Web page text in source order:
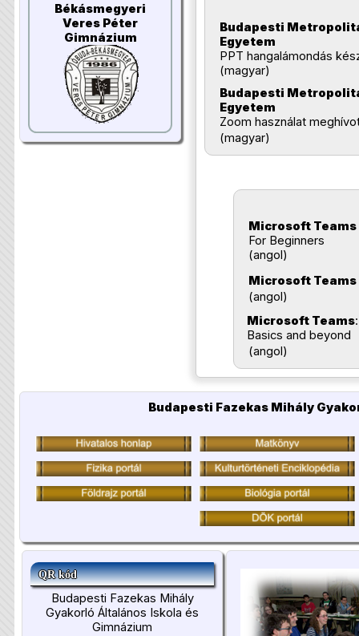
Békásmegyeri
Veres Péter
Gimnázium
Budapesti
Egyetem
PPT hangalámondás
(magyar)
Budapesti
Egyetem
Zoom használat
(magyar)
Microsoft Teams
For Beginners
(angol)
Microsoft Teams
(angol)
Microsoft Teams:
Basics and beyond
(angol)
Budapesti Fazekas Mihály
QR kód
Budapesti Fazekas Mihály
Gyakorló Általános Iskola és
Gimnázium